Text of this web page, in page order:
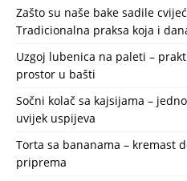
Zašto su naše bake sadile
Tradicionalna praksa koja i
Uzgoj lubenica na paleti –
prostor u bašti
Sočni kolač sa kajsijama –
uvijek uspijeva
Torta sa bananama – kremast
priprema